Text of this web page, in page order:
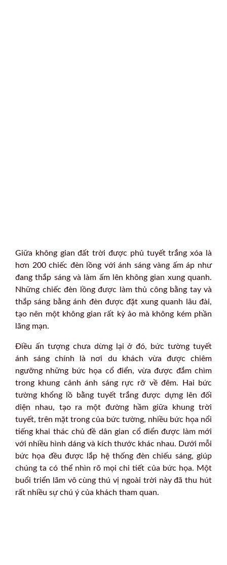
Giữa không gian đất trời được phủ tuyết trắng xóa là
hơn 200 chiếc đèn lồng với ánh sáng vàng ấm áp như
đang thắp sáng và làm ấm lên không gian xung quanh.
Những chiếc đèn lồng được làm thủ công bằng tay và
thắp sáng bằng ánh đèn được đặt xung quanh lâu đài,
tạo nên một không gian rất kỳ ảo mà không kém phần
lãng mạn.
Điều ấn tượng chưa dừng lại ở đó, bức tường tuyết
ánh sáng chính là nơi du khách vừa được chiêm
ngưỡng những bức họa cổ điển, vừa được đắm chìm
trong khung cảnh ánh sáng rực rỡ về đêm. Hai bức
tường khổng lồ bằng tuyết trắng được dựng lên đối
diện nhau, tạo ra một đường hầm giữa khung trời
tuyết, trên mặt trong của bức tường, nhiều bức họa nổi
tiếng khai thác chủ đề dân gian cổ điển được làm mới
với nhiều hình dáng và kích thước khác nhau. Dưới mỗi
bức họa đều được lắp hệ thống đèn chiếu sáng, giúp
chúng ta có thể nhìn rõ mọi chi tiết của bức họa. Một
buổi triển lãm vô cùng thú vị ngoài trời này đã thu hút
rất nhiều sự chú ý của khách tham quan.